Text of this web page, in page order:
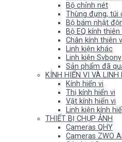
Bộ chỉnh nét
Thùng đựng, túi
Bộ bám nhật
Bộ EQ kính thiên
Chân kính thiên
Linh kiện khác
Linh kiện Svbony
Sản phẩm đã
KÍNH HIỂN VI VÀ LINH
Kính hiển vi
Thị kính hiển vi
Vật kính hiển vi
Linh kiện kính
THIẾT BỊ CHỤP ẢNH
Cameras QHY
Cameras ZWO